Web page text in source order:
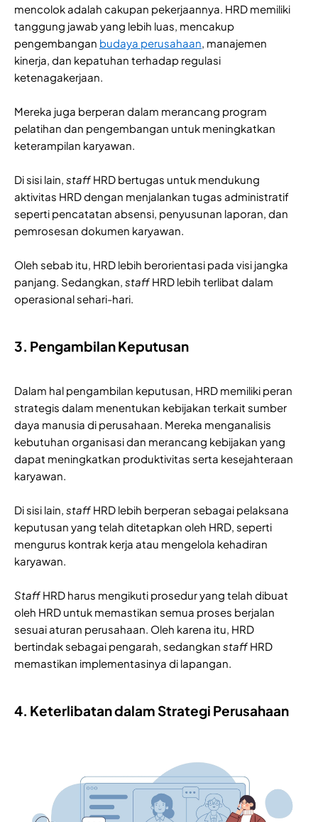
mencolok adalah cakupan pekerjaannya. HRD memiliki
tanggung jawab yang lebih luas, mencakup
pengembangan budaya perusahaan, manajemen
kinerja, dan kepatuhan terhadap regulasi
ketenagakerjaan.
Mereka juga berperan dalam merancang program
pelatihan dan pengembangan untuk meningkatkan
keterampilan karyawan.
Di sisi lain, staff HRD bertugas untuk mendukung
aktivitas HRD dengan menjalankan tugas administratif
seperti pencatatan absensi, penyusunan laporan, dan
pemrosesan dokumen karyawan.
Oleh sebab itu, HRD lebih berorientasi pada visi jangka
panjang. Sedangkan, staff HRD lebih terlibat dalam
operasional sehari-hari.
3. Pengambilan Keputusan
Dalam hal pengambilan keputusan, HRD memiliki peran
strategis dalam menentukan kebijakan terkait sumber
daya manusia di perusahaan. Mereka menganalisis
kebutuhan organisasi dan merancang kebijakan yang
dapat meningkatkan produktivitas serta kesejahteraan
karyawan.
Di sisi lain, staff HRD lebih berperan sebagai pelaksana
keputusan yang telah ditetapkan oleh HRD, seperti
mengurus kontrak kerja atau mengelola kehadiran
karyawan.
Staff HRD harus mengikuti prosedur yang telah dibuat
oleh HRD untuk memastikan semua proses berjalan
sesuai aturan perusahaan. Oleh karena itu, HRD
bertindak sebagai pengarah, sedangkan staff HRD
memastikan implementasinya di lapangan.
4. Keterlibatan dalam Strategi Perusahaan